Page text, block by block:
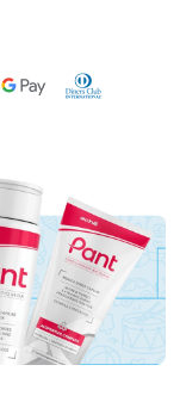
Google PayDiners Club